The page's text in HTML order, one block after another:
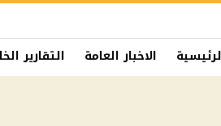
الاخبار العامة التقارير